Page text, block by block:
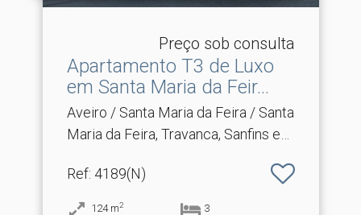
Preço sob consulta
Apartamento T3 de Luxo
em Santa Maria da Feir.​..
Aveiro / Santa Maria da Feira / Santa
Maria da Feira, Travanca, Sanfins e
Ref: 4189(N)
124 m2 3